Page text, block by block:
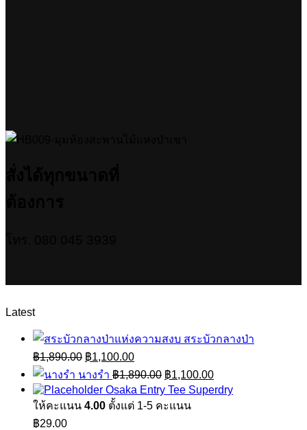
Latest
สระบัวกลางป่า
฿1,890.00 Original
price
was:
฿1,890.00.
฿1,100.00Current
price
is:
฿1,100.00.
นางรำ ฿1,890.00 Original
price
was:
฿1,890.00.
฿1,100.00Current
price
is:
Osaka Entry Tee Superdry
ให้คะแนน 4.00 ตั้งแต่ 1-5 คะแนน
฿29.00